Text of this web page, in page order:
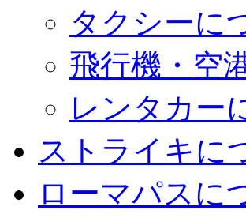
タクシーに
飛行機・空
レンタカー
ストライキに
ローマパスに